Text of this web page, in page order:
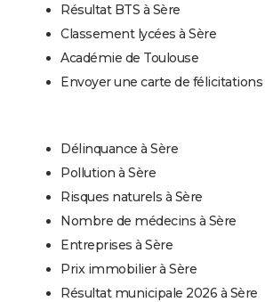
Résultat BTS à Sère
Classement lycées à Sère
Académie de Toulouse
Envoyer une carte de félicitations
Délinquance à Sère
Pollution à Sère
Risques naturels à Sère
Nombre de médecins à Sère
Entreprises à Sère
Prix immobilier à Sère
Résultat municipale 2026 à Sère